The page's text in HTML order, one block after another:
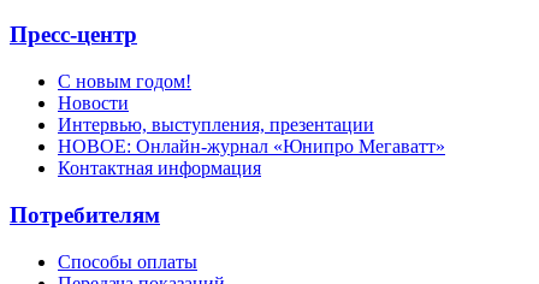
Пресс-центр
С новым годом!
Новости
Интервью, выступления, презентации
НОВОЕ: Онлайн-журнал «Юнипро Мегаватт»
Контактная информация
Потребителям
Способы оплаты